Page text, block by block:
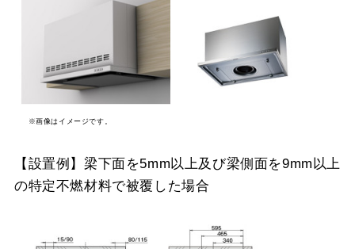
※画像はイメージです。
【設置例】梁下面を5mm以上及び梁側面を9mm以上
の特定不燃材料で被覆した場合